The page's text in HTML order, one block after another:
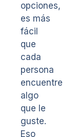
opciones,
es más
fácil
que
cada
persona
encuentre
algo
que le
guste.
Eso